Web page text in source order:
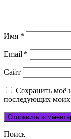
Имя *
Email *
Сайт
Сохранить моё
последующих моих
Поиск